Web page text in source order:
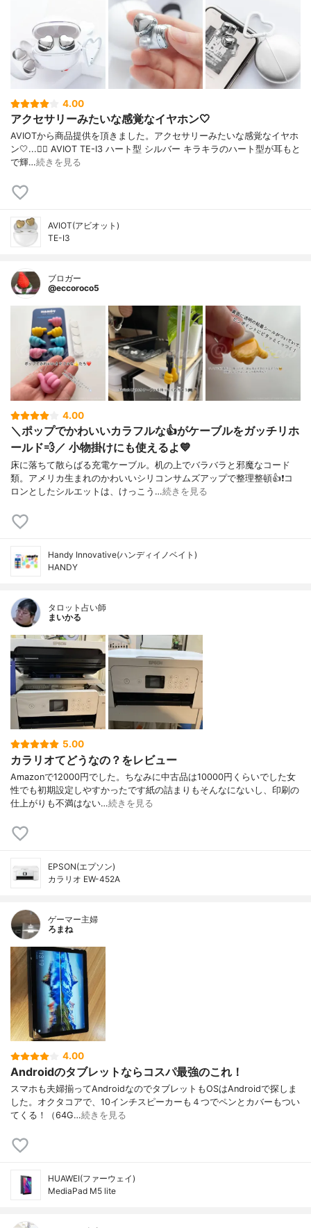
4.00
アクセサリーみたいな感覚なイヤホン🤍
AVIOTから商品提供を頂きました。アクセサリーみたいな感覚なイヤホ
ン🤍...👉🏻 AVIOT TE-I3 ハート型 シルバー キラキラのハート型が耳もと
で輝…続きを見る
AVIOT(アビオット)
TE-I3
ブロガー
@eccoroco5
4.00
＼ポップでかわいいカラフルな👍がケーブルをガッチリホ
ールド💨／ 小物掛けにも使えるよ💙
床に落ちて散らばる充電ケーブル。机の上でバラバラと邪魔なコード
類。アメリカ生まれのかわいいシリコンサムズアップで整理整頓👍❗️コ
ロンとしたシルエットは、けっこう…続きを見る
Handy Innovative(ハンディイノベイト)
HANDY
タロット占い師
まいかる
5.00
カラリオてどうなの？をレビュー
Amazonで12000円でした。ちなみに中古品は10000円くらいでした女
性でも初期設定しやすかったです紙の詰まりもそんなにないし、印刷の
仕上がりも不満はない…続きを見る
EPSON(エプソン)
カラリオ EW-452A
ゲーマー主婦
ろまね
4.00
Androidのタブレットならコスパ最強のこれ！
スマホも夫婦揃ってAndroidなのでタブレットもOSはAndroidで探しま
した。オクタコアで、10インチスピーカーも４つでペンとカバーもつい
てくる！（64G…続きを見る
HUAWEI(ファーウェイ)
MediaPad M5 lite